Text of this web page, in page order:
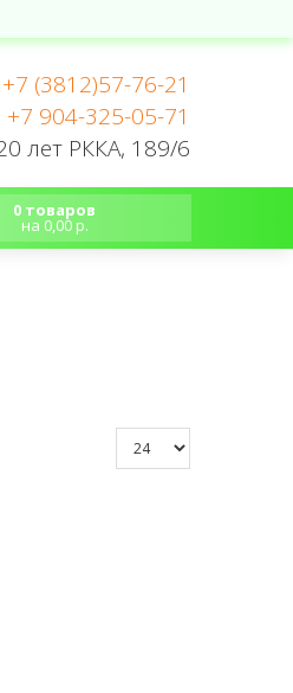
+7 (3812)57-76-21
+7 904-325-05-71
лет РККА, 189/6
0 товаров
на 0,00 р.